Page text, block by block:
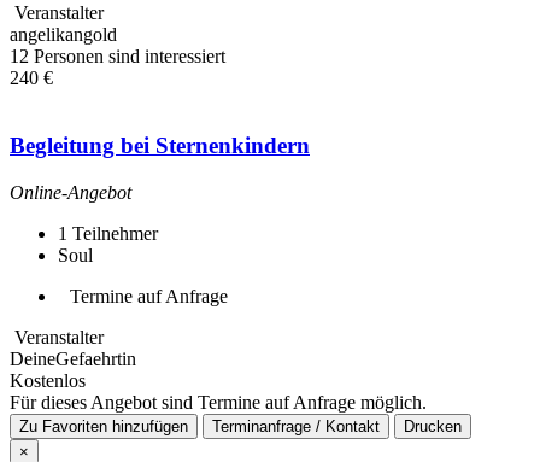
Veranstalter
angelikangold
12 Personen sind interessiert
240 €
Begleitung bei Sternenkindern
Online-Angebot
1 Teilnehmer
Soul
Termine auf Anfrage
Veranstalter
DeineGefaehrtin
Kostenlos
Für dieses Angebot sind Termine auf Anfrage möglich.
Zu Favoriten hinzufügen Terminanfrage / Kontakt
Drucken
×